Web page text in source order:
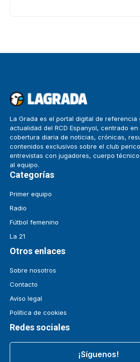
La Grada es el portal digital de referencia
actualidad del RCD Espanyol, centrado
cobertura diaria de noticias, crónicas,
contenidos exclusivos sobre el club
entrevistas con jugadores, cuerpo
al equipo.
Categorías
Primer equipo
Radio
Fútbol femenino
La 21
Otros enlaces
Sobre nosotros
Contacto
Aviso legal
Política de cookies
Redes sociales
¡Síguenos!